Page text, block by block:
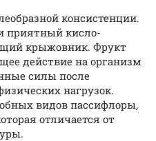
консистенции.
приятный кисло-
крыжовник. Фрукт
действие на организм
силы после
нагрузок.
видов пассифлоры,
отличается от